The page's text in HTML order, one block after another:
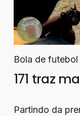
Bola de
171 traz
Partindo da